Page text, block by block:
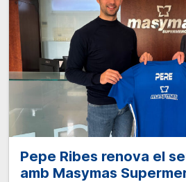
Pepe Ribes renova el
amb Masymas